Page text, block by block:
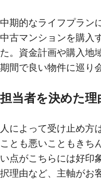
中期的なライフプラン
中古マンションを購入
た。資金計画や購入地
期間で良い物件に巡り
担当者を決めた
人によって受け止め方
ことも悪いこともきち
い点がこちらには好印
択理由など、主軸がお
買いたい
新着物件から探す
エリアから探す